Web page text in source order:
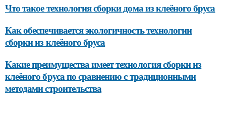
Что такое технология сборки дома из клеёного бруса
Как обеспечивается экологичность технологии
сборки из клеёного бруса
Какие преимущества имеет технология сборки из
клеёного бруса по сравнению с традиционными
методами строительства